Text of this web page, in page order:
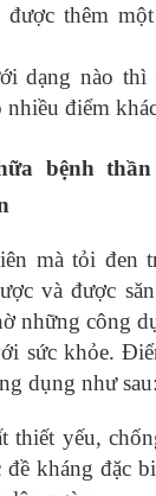
được thêm
dạng nào thì
điểm
bệnh
mà tỏi đen
và được
những công
sức khỏe.
dụng như sau:
thiết yếu,
kháng đặc